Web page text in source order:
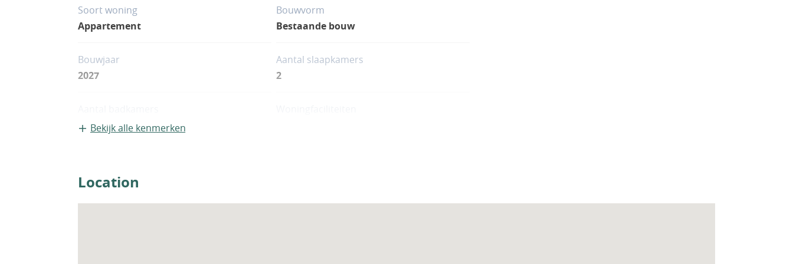
project biedt een sterke kans voor zowel permanent wonen als investeringen met
huurinkomsten. ECN-00588
Soort woning
Appartement
Bouwvorm
Bestaande bouw
Bouwjaar
2027
Aantal slaapkamers
2
1 Bekijk alle kenmerken
Location